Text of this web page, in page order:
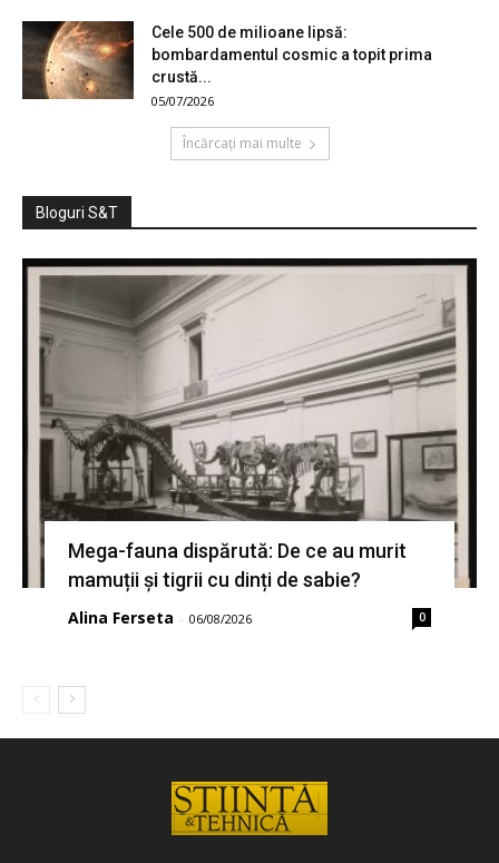
Cele 500 de milioane lipsă:
bombardamentul cosmic a topit prima
crustă...
05/07/2026
Încărcați mai multe
Bloguri S&T
Mega-fauna dispărută: De ce au murit
mamuții și tigrii cu dinți de sabie?
Alina Ferseta - 06/08/2026 0